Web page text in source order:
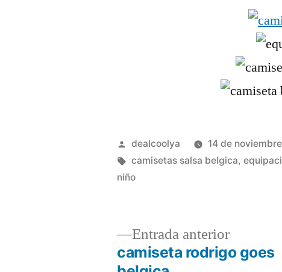
Publicado
por
dealcoolya 14 de
Etiquetas:
camisetas salsa belgica,
niño
Entrada anteriorEntrada
anterior:
camiseta rodrigo goes